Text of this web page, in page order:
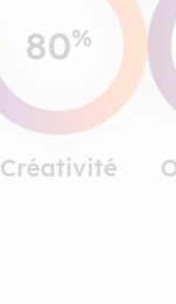
80%
Créativité